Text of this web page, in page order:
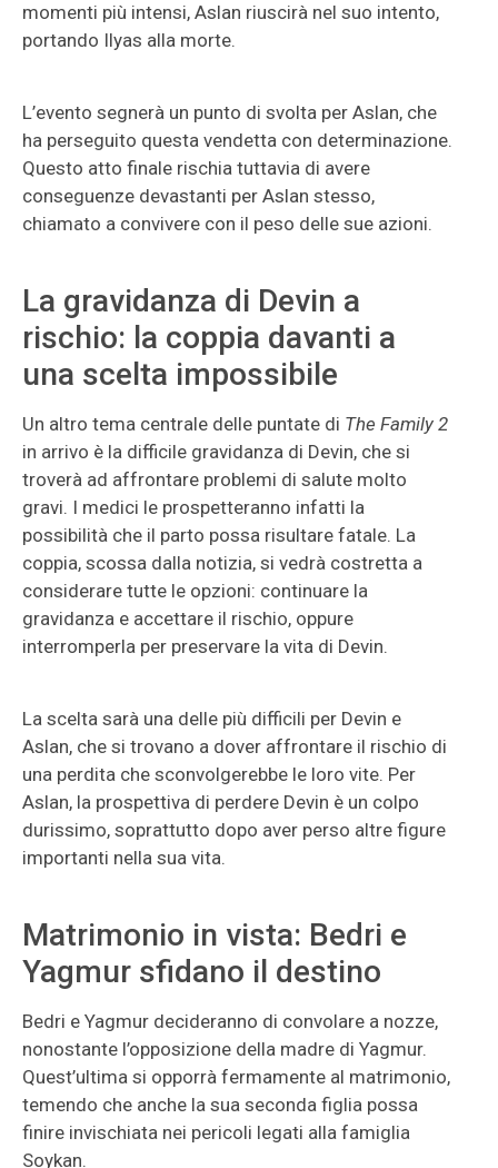
momenti più intensi, Aslan riuscirà nel suo intento,
portando Ilyas alla morte.
L’evento segnerà un punto di svolta per Aslan, che
ha perseguito questa vendetta con determinazione.
Questo atto finale rischia tuttavia di avere
conseguenze devastanti per Aslan stesso,
chiamato a convivere con il peso delle sue azioni.
La gravidanza di Devin a
rischio: la coppia davanti a
una scelta impossibile
Un altro tema centrale delle puntate di The Family 2
in arrivo è la difficile gravidanza di Devin, che si
troverà ad affrontare problemi di salute molto
gravi. I medici le prospetteranno infatti la
possibilità che il parto possa risultare fatale. La
coppia, scossa dalla notizia, si vedrà costretta a
considerare tutte le opzioni: continuare la
gravidanza e accettare il rischio, oppure
interromperla per preservare la vita di Devin.
La scelta sarà una delle più difficili per Devin e
Aslan, che si trovano a dover affrontare il rischio di
una perdita che sconvolgerebbe le loro vite. Per
Aslan, la prospettiva di perdere Devin è un colpo
durissimo, soprattutto dopo aver perso altre figure
importanti nella sua vita.
Matrimonio in vista: Bedri e
Yagmur sfidano il destino
Bedri e Yagmur decideranno di convolare a nozze,
nonostante l’opposizione della madre di Yagmur.
Quest’ultima si opporrà fermamente al matrimonio,
temendo che anche la sua seconda figlia possa
finire invischiata nei pericoli legati alla famiglia
Soykan.